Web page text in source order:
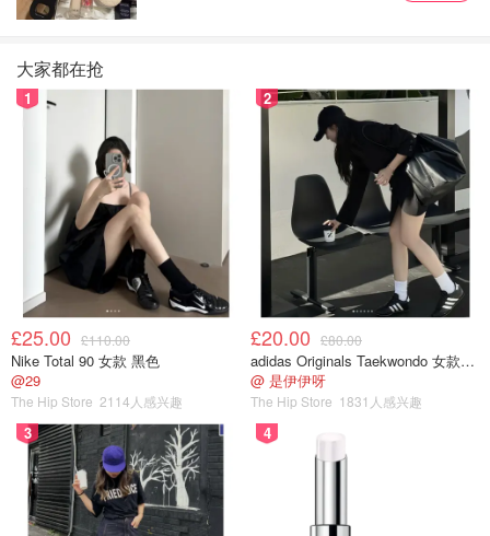
萝卜纸巾蒸蚌！全网小猫开始考研！
小不列颠晒晒君 509 1
“盲眼龙婆”巴巴·万加2026年预言：外
星人到访、世界大战、AI崛起，全球巨
变要来了？
想吃妹妹的甜甜圈 859
加州突遭“生死圣诞劫”！第二波洪水猛
袭泥石流吞噬房屋，16万家庭断电！
省钱君
大家都在抢
1
£25.00 £110.00
Nike Total 90 女款 黑色
@29
The Hip Store 2114人感兴趣
2
£20.00 £80.00
adidas Originals Taekwondo 女款黑色运动鞋
@ 是伊伊呀
The Hip Store 1831人感兴趣
3 4